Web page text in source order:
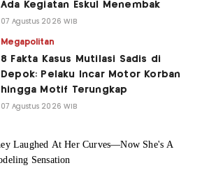
Ada Kegiatan Eskul Menembak
07 Agustus 2026 WIB
Megapolitan
8 Fakta Kasus Mutilasi Sadis di
Depok: Pelaku Incar Motor Korban
hingga Motif Terungkap
07 Agustus 2026 WIB